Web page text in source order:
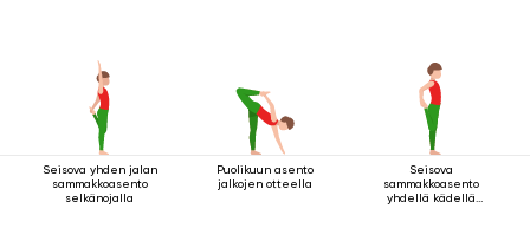
Seisova yhden jalan
sammakkoasento
selkänojalla
Puolikuun asento
jalkojen otteella
Seisova
sammakkoasento
yhdellä kädellä